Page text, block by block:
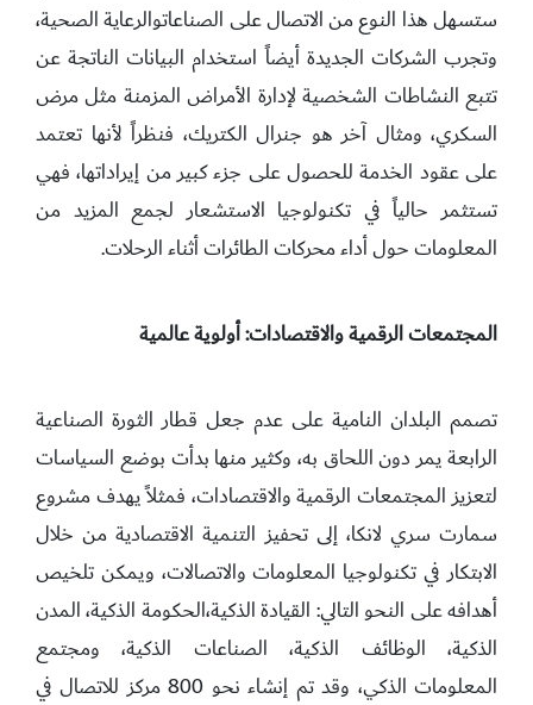
ستسهل هذا النوع من الاتصال على الصناعاتوالرعاية الصحية،
وتجرب الشركات الجديدة أيضاً استخدام البيانات الناتجة عن
تتبع النشاطات الشخصية لإدارة الأمراض المزمنة مثل مرض
السكري، ومثال آخر هو جنرال الكتريك، فنظراً لأنها تعتمد
على عقود الخدمة للحصول على جزء كبير من إيراداتها، فهي
تستثمر حالياً في تكنولوجيا الاستشعار لجمع المزيد من
المعلومات حول أداء محركات الطائرات أثناء الرحلات.
المجتمعات الرقمية والاقتصادات: أولوية عالمية
تصمم البلدان النامية على عدم جعل قطار الثورة الصناعية
الرابعة يمر دون اللحاق به، وكثير منها بدأت بوضع السياسات
لتعزيز المجتمعات الرقمية والاقتصادات، فمثلاً يهدف مشروع
سمارت سري لانكا، إلى تحفيز التنمية الاقتصادية من خلال
الابتكار في تكنولوجيا المعلومات والاتصالات، ويمكن تلخيص
أهدافه على النحو التالي: القيادة الذكية،الحكومة الذكية، المدن
الذكية، الوظائف الذكية، الصناعات الذكية، ومجتمع
المعلومات الذكي، وقد تم إنشاء نحو 800 مركز للاتصال في